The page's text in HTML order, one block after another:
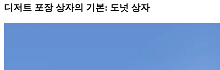
디저트 포장 상자의 기본: 도넛 상자